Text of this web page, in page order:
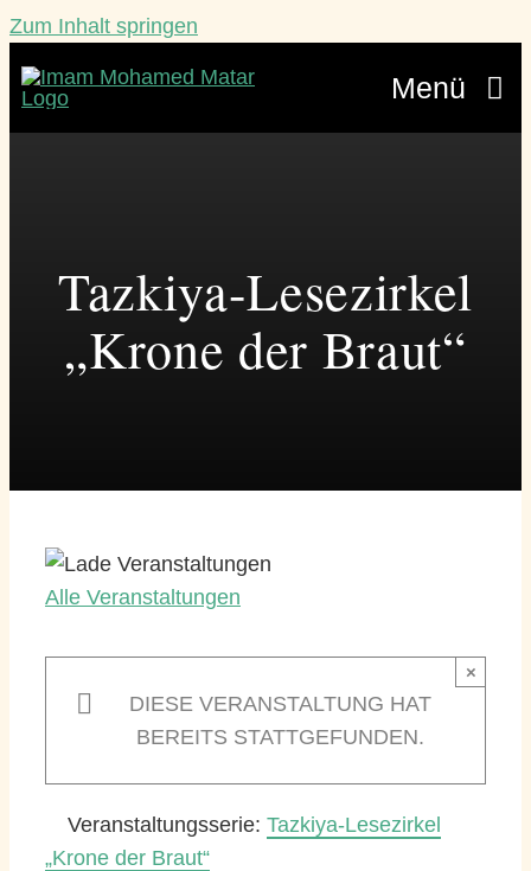
Zum Inhalt springen
Menü
Über mich
Werde ein Teil
Tazkiya-Lesezirkel
„Krone der Braut“
Alle Veranstaltungen
DIESE VERANSTALTUNG HAT
BEREITS STATTGEFUNDEN.
×
Veranstaltungsserie: Tazkiya-Lesezirkel
„Krone der Braut“